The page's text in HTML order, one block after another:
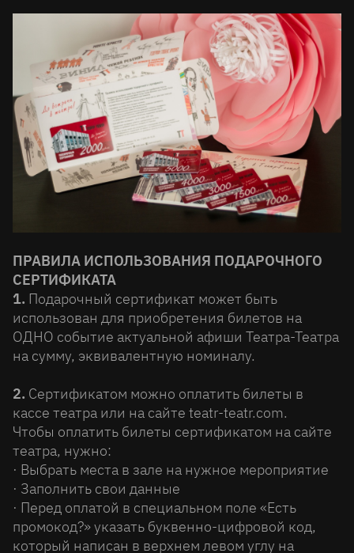
ПРАВИЛА ИСПОЛЬЗОВАНИЯ ПОДАРОЧНОГО
СЕРТИФИКАТА
1. Подарочный сертификат может быть
использован для приобретения билетов на
ОДНО событие актуальной афиши Театра-Театра
на сумму, эквивалентную номиналу.
2. Сертификатом можно оплатить билеты в
кассе театра или на сайте teatr-teatr.com.
Чтобы оплатить билеты сертификатом на сайте
театра, нужно:
· Выбрать места в зале на нужное мероприятие
· Заполнить свои данные
· Перед оплатой в специальном поле «Есть
промокод?» указать буквенно-цифровой код,
который написан в верхнем левом углу на